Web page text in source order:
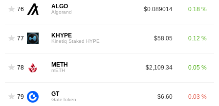
76 ALGO
Algorand $0.089014 0.18 %
77 KHYPE
Kinetiq Staked HYPE $58.05 0.12 %
78 METH
mETH $2,109.34 0.05 %
79 GT
GateToken $6.60 -0.03 %